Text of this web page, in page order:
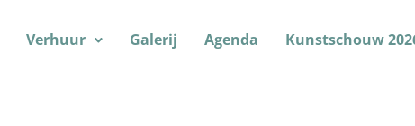
Verhuur Galerij Agenda Kunstschouw